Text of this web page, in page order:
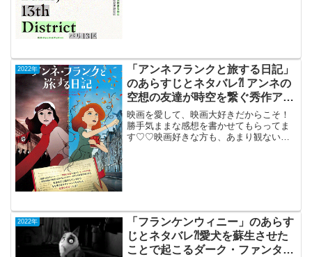
2022年
「アンネフランクと旅する日記」
のあらすじとネタバレ⁈ アンネの
空想の友達が時空を繋ぐ秀作アニ
メ。
映画を愛して、映画大好きだからこそ！
勝手気ままな感想を書かせてもらってま
す♡♡映画好きな方も、あまり観ない方
2022年
「フランケンウィニー」のあらす
じとネタバレ⁈愛犬を蘇生させた
ことで起こるダーク・ファンタジ